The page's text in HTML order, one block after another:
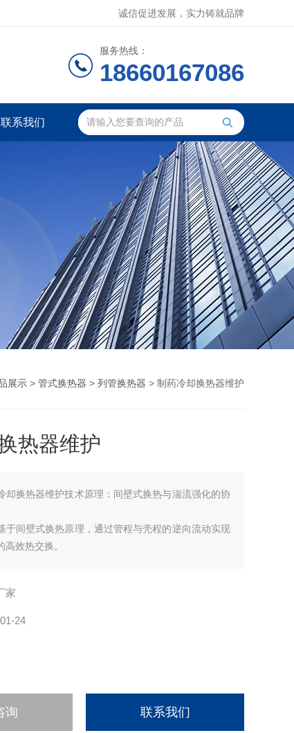
诚信促进发展，实力铸就品牌
服务热线：
18660167086
联系我们
展示 > 管式换热器 > 列管换热器 > 制药冷却换热器维护
热器维护
却换热器维护技术原理：间壁式换热与湍流强化的协
于间壁式换热原理，通过管程与壳程的逆向流动实现
效热交换。
家
24
询 联系我们